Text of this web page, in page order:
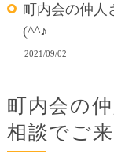
町内会の仲人
(^^♪
2021/09/02
町内会の
相談でご